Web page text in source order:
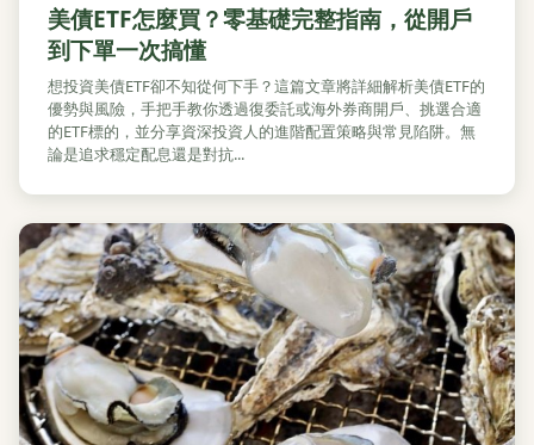
美債ETF怎麼買？零基礎完整指南，從開戶
到下單一次搞懂
想投資美債ETF卻不知從何下手？這篇文章將詳細解析美債ETF的
優勢與風險，手把手教你透過復委託或海外券商開戶、挑選合適
的ETF標的，並分享資深投資人的進階配置策略與常見陷阱。無
論是追求穩定配息還是對抗...